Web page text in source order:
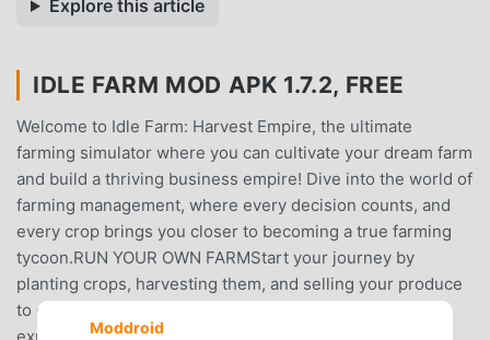
Explore this article
IDLE FARM MOD APK 1.7.2, FREE
Welcome to Idle Farm: Harvest Empire, the ultimate
farming simulator where you can cultivate your dream farm
and build a thriving business empire! Dive into the world of
farming management, where every decision counts, and
every crop brings you closer to becoming a true farming
tycoon.RUN YOUR OWN FARMStart your journey by
planting crops, harvesting them, and selling your produce
to earn money. The more you grow, the more you can
Moddroid